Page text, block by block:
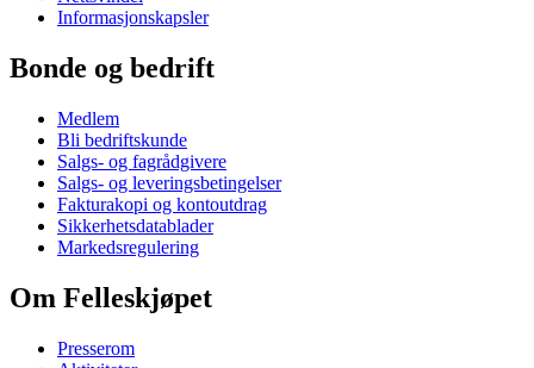
Informasjonskapsler
Bonde og bedrift
Medlem
Bli bedriftskunde
Salgs- og fagrådgivere
Salgs- og leveringsbetingelser
Fakturakopi og kontoutdrag
Sikkerhetsdatablader
Markedsregulering
Om Felleskjøpet
Presserom